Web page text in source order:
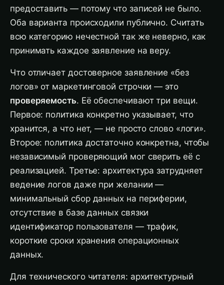
предоставить — потому что записей не было.
Оба варианта происходили публично. Считать
всю категорию нечестной так же неверно, как
принимать каждое заявление на веру.
Что отличает достоверное заявление «без
логов» от маркетинговой строчки — это
проверяемость. Её обеспечивают три вещи.
Первое: политика конкретно указывает, что
хранится, а что нет, — не просто слово «логи».
Второе: политика достаточно конкретна, чтобы
независимый проверяющий мог сверить её с
реализацией. Третье: архитектура затрудняет
ведение логов даже при желании —
минимальный сбор данных на периферии,
отсутствие в базе данных связки
идентификатор пользователя — трафик,
короткие сроки хранения операционных
данных.
Для технического читателя: архитектурный